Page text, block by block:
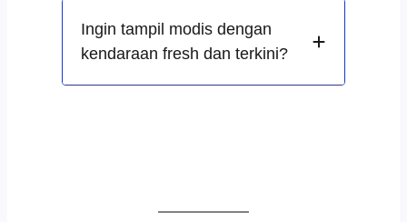
Ingin tampil modis dengan
kendaraan fresh dan terkini?